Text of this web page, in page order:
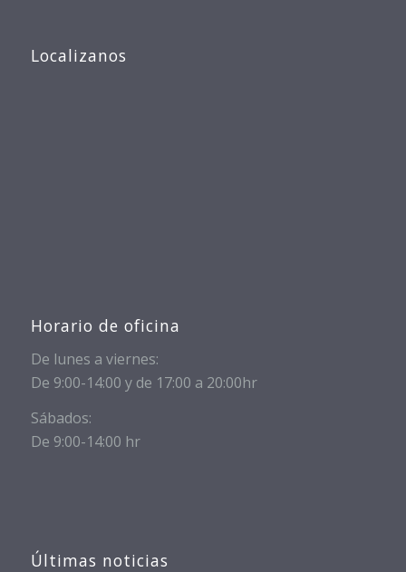
Localizanos
Horario de oficina
De lunes a viernes:
De 9:00-14:00 y de 17:00 a 20:00hr
Sábados:
De 9:00-14:00 hr
Últimas noticias